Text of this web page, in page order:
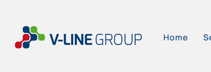
main
Home